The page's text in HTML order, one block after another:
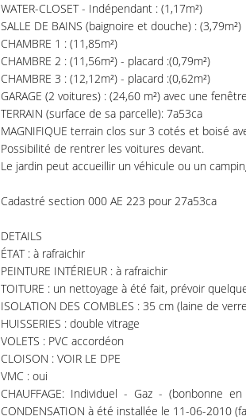
WATER-CLOSET - Indépendant : (1,17m²)
SALLE DE BAINS (baignoire et douche) : (3,79m²)
CHAMBRE 1 : (11,85m²)
CHAMBRE 2 : (11,56m²) - placard :(0,79m²)
CHAMBRE 3 : (12,12m²) - placard :(0,62m²)
GARAGE (2 voitures) : (24,60 m²) avec une
TERRAIN (surface de sa parcelle): 7a53ca
MAGNIFIQUE terrain clos sur 3 cotés et boisé
Possibilité de rentrer les voitures devant.
Le jardin peut accueillir un véhicule ou un
Cadastré section 000 AE 223 pour 27a53ca
DETAILS
ÉTAT : à rafraichir
PEINTURE INTÉRIEUR : à rafraichir
TOITURE : un nettoyage à été fait, prévoir
ISOLATION DES COMBLES : 35 cm (laine de
HUISSERIES : double vitrage
VOLETS : PVC accordéon
CLOISON : VOIR LE DPE
VMC : oui
CHAUFFAGE: Individuel - Gaz - (bonbonne
CONDENSATION à été installée le 11-06-2010